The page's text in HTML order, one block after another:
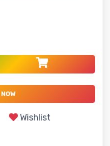
Wishlist